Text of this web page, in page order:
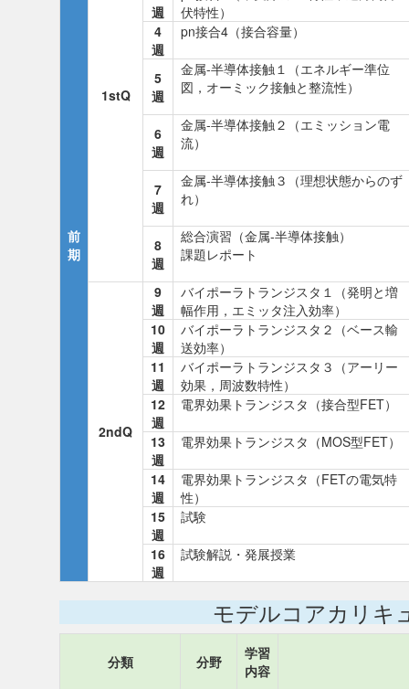
前
期
1stQ
週
伏特性）
4
週
pn接合4（接合容量）
5
週
金属-半導体接触１（エネルギー準位
図，オーミック接触と整流性）
6
週
金属-半導体接触２（エミッション電
流）
7
週
金属-半導体接触３（理想状態からのず
れ）
8
週
総合演習（金属-半導体接触）
課題レポート
2ndQ
9
週
バイポーラトランジスタ１（発明と増
幅作用，エミッタ注入効率）
10
週
バイポーラトランジスタ２（ベース輸
送効率）
11
週
バイポーラトランジスタ３（アーリー
効果，周波数特性）
12
週
電界効果トランジスタ（接合型FET）
13
週
電界効果トランジスタ（MOS型FET）
14
週
電界効果トランジスタ（FETの電気特
性）
15
週
試験
16
週
試験解説・発展授業
モデルコアカリキ
分類 分野
学習
内容